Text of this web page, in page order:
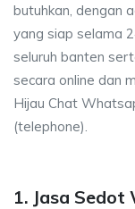
butuhkan, dengan
yang siap selama
seluruh banten
secara online dan
Hijau Chat
(telephone).
1. Jasa Sedot